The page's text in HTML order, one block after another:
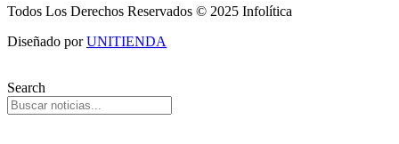
Todos Los Derechos Reservados © 2025 Infolítica
Diseñado porUNITIENDA
Search